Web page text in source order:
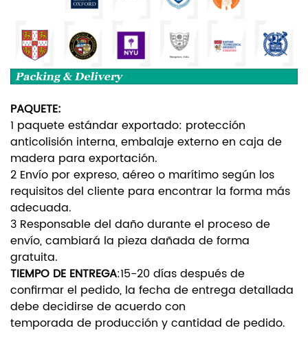
PAQUETE:
1 paquete estándar exportado: protección
anticolisión interna, embalaje externo en caja de
madera para exportación.
2 Envío por expreso, aéreo o marítimo según los
requisitos del cliente para encontrar la forma más
adecuada.
3 Responsable del daño durante el proceso de
envío, cambiará la pieza dañada de forma
gratuita.
TIEMPO DE ENTREGA:15-20 días después de
confirmar el pedido, la fecha de entrega detallada
debe decidirse de acuerdo con
temporada de producción y cantidad de pedido.